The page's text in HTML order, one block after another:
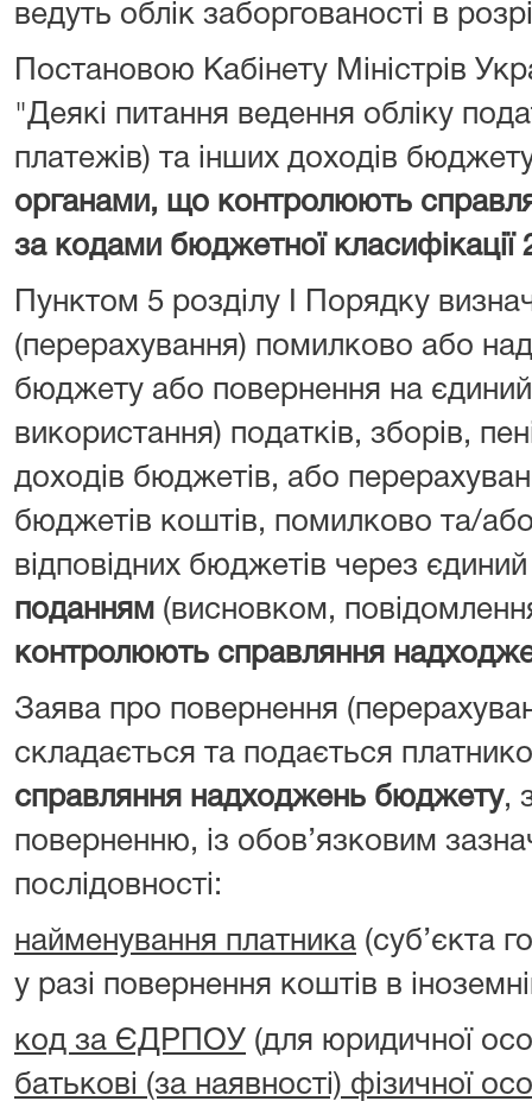
ведуть облік заборгованості в
Постановою Кабінету Міністрів
"Деякі питання ведення обліку
платежів) та інших доходів
органами, що контролюють
за кодами бюджетної
Пунктом 5 розділу I Порядку
(перерахування) помилково або
бюджету або повернення на єдиний
використання) податків, зборів,
доходів бюджетів, або
бюджетів коштів, помилково та/
відповідних бюджетів через
поданням (висновком,
контролюють справляння
Заява про повернення
складається та подається
справляння надходжень бюджету,
поверненню, із обов’язковим
послідовності:
найменування платника (суб’єкта
у разі повернення коштів в
код за ЄДРПОУ (для юридичної
батькові (за наявності) фізичної